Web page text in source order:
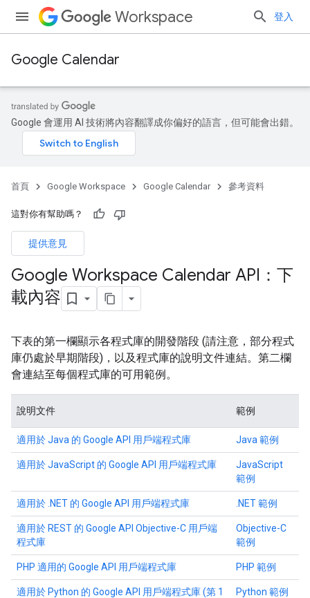
Workspace 登入
Google Calendar
Google 會運用 AI 技術將內容翻譯成你偏好的語言，但可能會出錯。
首頁 Google Workspace Google Calendar 參考資料
這對你有幫助嗎？
提供意見
Google Workspace Calendar API：下
載內容
下表的第一欄顯示各程式庫的開發階段 (請注意，部分程式
庫仍處於早期階段)，以及程式庫的說明文件連結。第二欄
會連結至每個程式庫的可用範例。
說明文件 範例
適用於 Java 的 Google API 用戶端程式庫 Java 範例
適用於 JavaScript 的 Google API 用戶端程式庫
JavaScript
範例
適用於 .NET 的 Google API 用戶端程式庫 .NET 範例
適用於 REST 的 Google API Objective-C 用戶端
程式庫
Objective-C
範例
PHP 適用的 Google API 用戶端程式庫 PHP 範例
適用於 Python 的 Google API 用戶端程式庫 (第 1
Python 範例